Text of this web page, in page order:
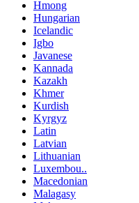
Hmong
Hungarian
Icelandic
Igbo
Javanese
Kannada
Kazakh
Khmer
Kurdish
Kyrgyz
Latin
Latvian
Lithuanian
Luxembou..
Macedonian
Malagasy